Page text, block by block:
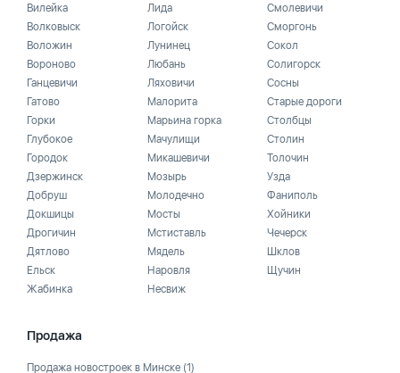
Вилейка
Волковыск
Воложин
Вороново
Ганцевичи
Гатово
Горки
Глубокое
Городок
Дзержинск
Добруш
Докшицы
Дрогичин
Дятлово
Ельск
Жабинка
Лида
Логойск
Лунинец
Любань
Ляховичи
Малорита
Марьина горка
Мачулищи
Микашевичи
Мозырь
Молодечно
Мосты
Мстиставль
Мядель
Наровля
Несвиж
Смолевичи
Сморгонь
Сокол
Солигорск
Сосны
Старые дороги
Столбцы
Столин
Толочин
Узда
Фаниполь
Хойники
Чечерск
Шклов
Щучин
Продажа
Продажа новостроек в Минске (1)